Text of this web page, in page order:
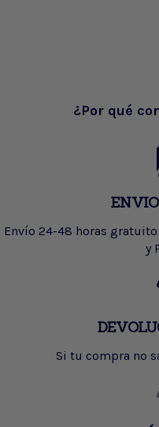
¿Por qué
Envío 24-48 horas
y
Si tu compra no